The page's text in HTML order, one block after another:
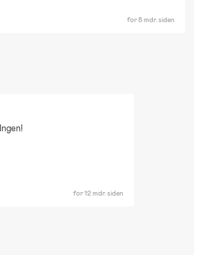
for 8 mdr. siden
Ingen!
for 12 mdr. siden